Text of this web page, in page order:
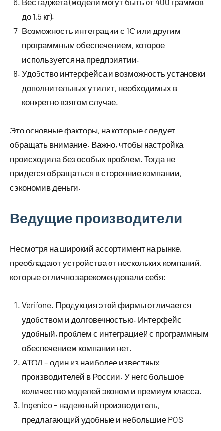
до 1,5 кг).
Возможность интеграции с 1С или другим
программным обеспечением, которое
используется на предприятии.
Удобство интерфейса и возможность установки
дополнительных утилит, необходимых в
конкретно взятом случае.
Это основные факторы, на которые следует
обращать внимание. Важно, чтобы настройка
происходила без особых проблем. Тогда не
придется обращаться в сторонние компании,
сэкономив деньги.
Ведущие производители
Несмотря на широкий ассортимент на рынке,
преобладают устройства от нескольких компаний,
которые отлично зарекомендовали себя:
Verifone. Продукция этой фирмы отличается
удобством и долговечностью. Интерфейс
удобный, проблем с интеграцией с программным
обеспечением компании нет.
АТОЛ – один из наиболее известных
производителей в России. У него большое
количество моделей эконом и премиум класса.
Ingenico – надежный производитель,
предлагающий удобные и небольшие POS